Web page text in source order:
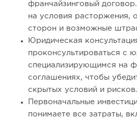
франчайзинговый
на условия расторжения,
сторон и возможные
Юридическая
проконсультироваться с
специализирующимся на
соглашениях, чтобы
скрытых условий и рисков.
Первоначальные
понимаете все затраты,